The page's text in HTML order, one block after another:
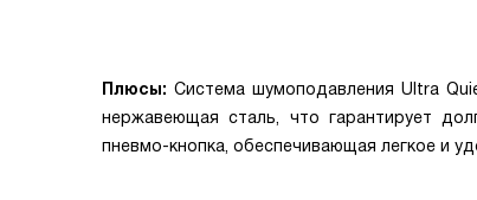
Плюсы: Система шумоподавления Ultra
нержавеющая сталь, что гарантирует
пневмо-кнопка, обеспечивающая легкое и